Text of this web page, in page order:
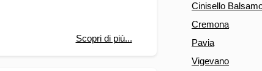
Cinisello
Cremona
Pavia
Vigevano
Scopri di più...